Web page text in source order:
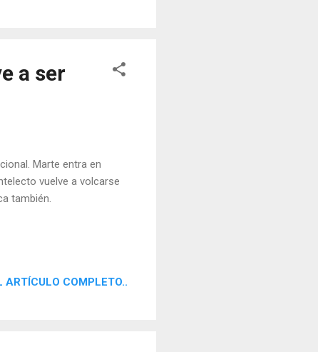
a ser
Marte entra en
vuelve a volcarse
también.
ARTÍCULO COMPLETO..